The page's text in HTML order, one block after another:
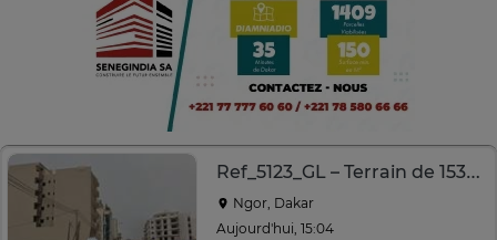
Ref_5123_GL – Terrain de 1530 m² à vendre à Ngor
Ngor, Dakar
Aujourd'hui, 15:04